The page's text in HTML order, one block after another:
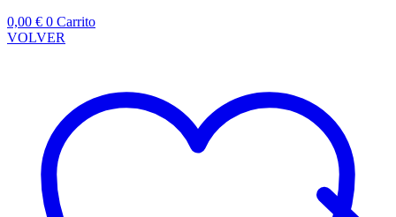
0,00 € 0 Carrito
VOLVER